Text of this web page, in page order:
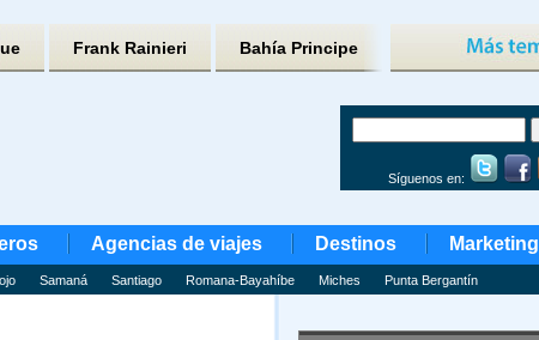
Frank Rainieri Bahía Principe
Síguenos en:
Agencias de viajes Destinos Marketing
Samaná Santiago Romana-Bayahíbe Miches Punta Bergantín